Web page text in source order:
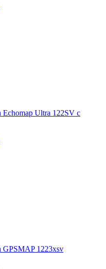
Echomap Ultra 122SV с
GPSMAP 1223xsv